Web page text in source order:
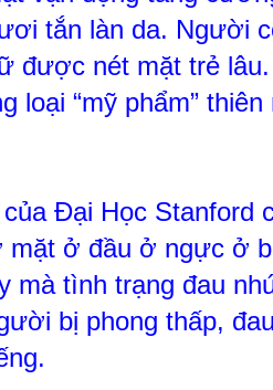
tắn làn da. Người
được nét mặt trẻ
loại“mỹ phẩm” thiên
Đại Học Stanford
ở đầu ở ngực ở
mà tình trạng đau
bị phong thấp,